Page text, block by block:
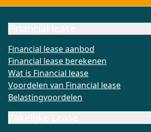
Financial lease aanbod
Financial lease berekenen
Wat is Financial lease
Voordelen van Financial lease
Belastingvoordelen